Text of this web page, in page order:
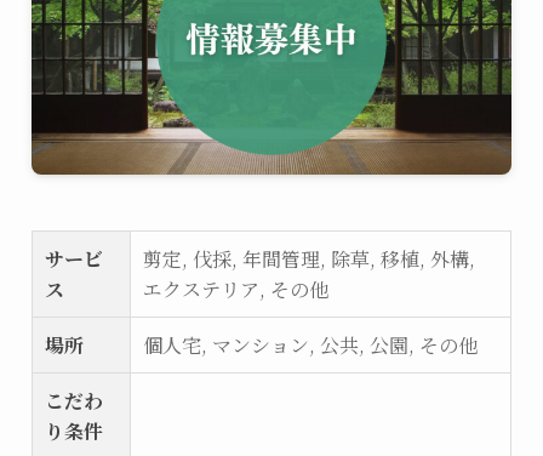
サービ
ス
剪定, 伐採, 年間管理, 除草, 移植, 外構,
エクステリア, その他
場所
個人宅, マンション, 公共, 公園, その他
こだわ
り条件